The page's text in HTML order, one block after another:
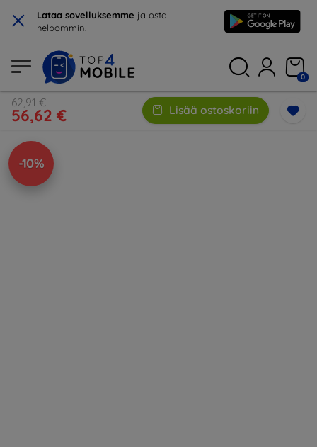
× Lataa sovelluksemme ja osta
helpommin.
0
62,91 €
56,62 € Lisää ostoskoriin
-10%